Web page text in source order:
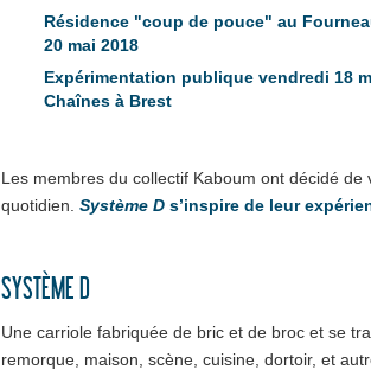
Résidence "coup de pouce" au
20 mai 2018
Expérimentation publique vendredi 18
Chaînes à Brest
Les membres du collectif Kaboum ont décidé
quotidien. Système Ds’inspire de leur
SYSTÈME D
Une carriole fabriquée de bric et de broc et se
remorque, maison, scène, cuisine, dortoir, et